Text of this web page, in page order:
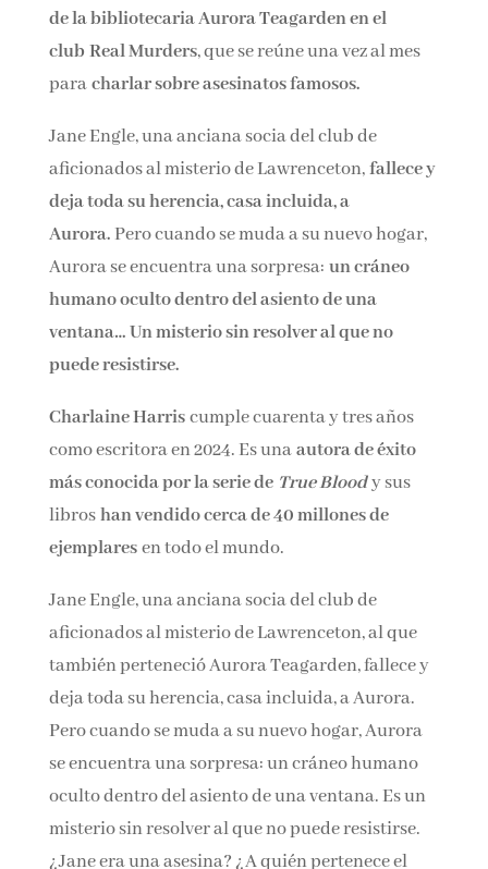
historia de la bibliotecaria Aurora Teagarden
en el club Real Murders, que se reúne una vez al
mes paracharlar sobre asesinatos famosos.
Jane Engle, una anciana socia del club de
aficionados al misterio de Lawrenceton, fallece
y deja toda su herencia, casa incluida, a
Aurora. Pero cuando se muda a su nuevo
hogar, Aurora se encuentra una sorpresa:un
cráneo humano oculto dentro del asiento de
una ventana… Un misterio sin resolver al que
no puede resistirse.
Charlaine Harriscumple cuarenta y tres años
como escritora en 2024. Es una autora de éxito
más conocida por la serie deTrue Blood y sus
libros han vendido cerca de 40 millones de
ejemplaresen todo el mundo.
Jane Engle, una anciana socia del club de
aficionados al misterio de Lawrenceton, al que
también perteneció Aurora Teagarden, fallece
y deja toda su herencia, casa incluida, a
Aurora. Pero cuando se muda a su nuevo
hogar, Aurora se encuentra una sorpresa: un
cráneo humano oculto dentro del asiento de
una ventana. Es un misterio sin resolver al que
no puede resistirse. ¿Jane era una asesina? ¿A